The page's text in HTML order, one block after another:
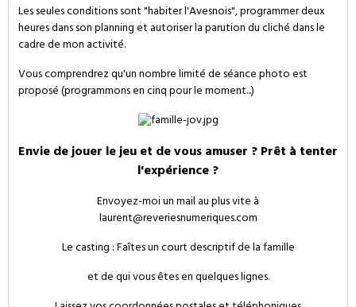
Les seules conditions sont "habiter l'Avesnois", programmer deux
heures dans son planning et autoriser la parution du cliché dans le
cadre de mon activité.
Vous comprendrez qu'un nombre limité de séance photo est
proposé (programmons en cinq pour le moment...)
Envie de jouer le jeu et de vous amuser ? Prêt à tenter
l'expérience ?
Envoyez-moi un mail au plus vite à
laurent@reveriesnumeriques.com
Le casting : Faîtes un court descriptif de la famille
et de qui vous êtes en quelques lignes.